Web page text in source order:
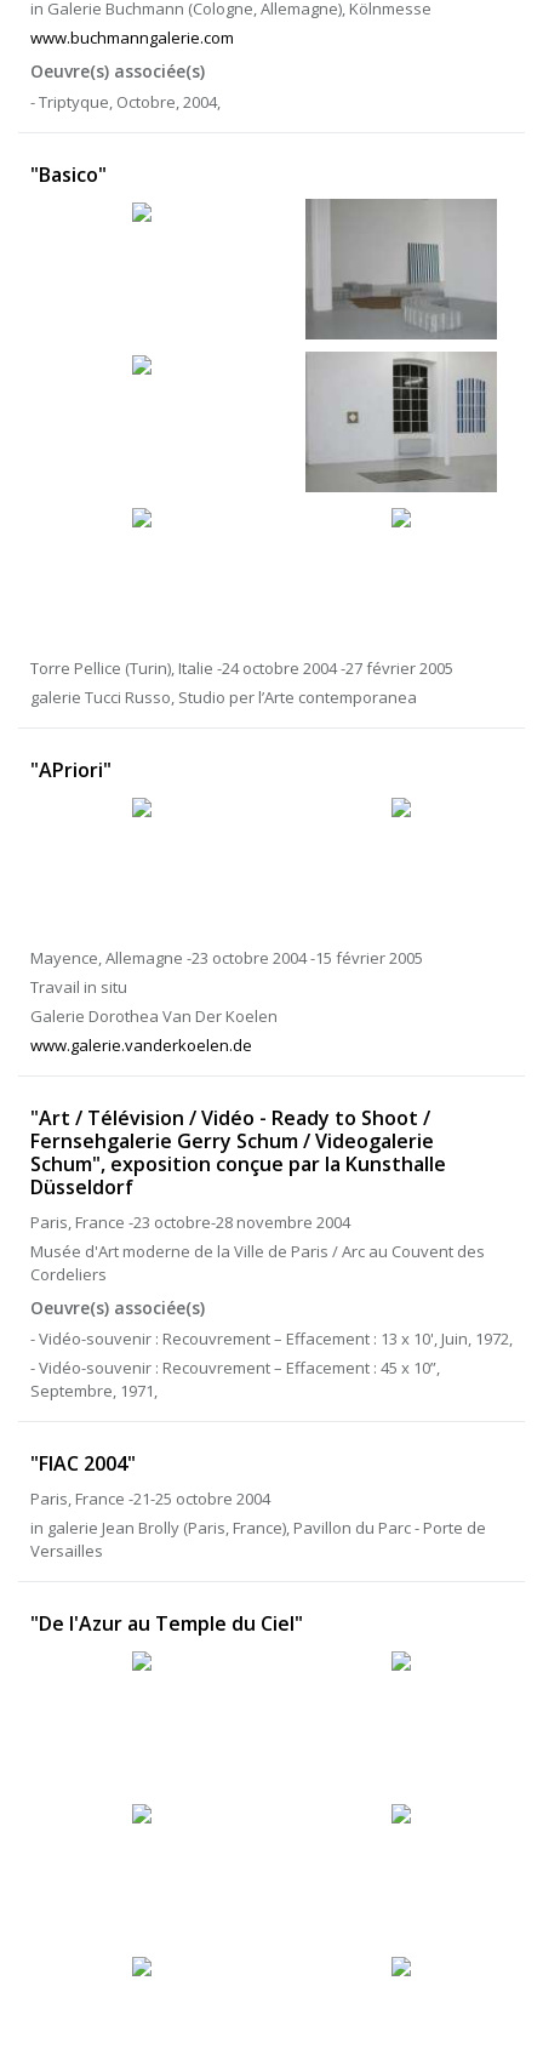
in Galerie Buchmann (Cologne, Allemagne), Kölnmesse
www.buchmanngalerie.com
Oeuvre(s) associée(s)
- Triptyque, Octobre, 2004,
"Basico"
Torre Pellice (Turin), Italie -24 octobre 2004 -27 février 2005
galerie Tucci Russo, Studio per l’Arte contemporanea
"APriori"
Mayence, Allemagne -23 octobre 2004 -15 février 2005
Travail in situ
Galerie Dorothea Van Der Koelen
www.galerie.vanderkoelen.de
"Art / Télévision / Vidéo - Ready to Shoot /
Fernsehgalerie Gerry Schum / Videogalerie
Schum", exposition conçue par la Kunsthalle
Düsseldorf
Paris, France -23 octobre-28 novembre 2004
Musée d'Art moderne de la Ville de Paris / Arc au Couvent des
Cordeliers
Oeuvre(s) associée(s)
- Vidéo-souvenir : Recouvrement – Effacement : 13 x 10', Juin, 1972,
- Vidéo-souvenir : Recouvrement – Effacement : 45 x 10”,
Septembre, 1971,
"FIAC 2004"
Paris, France -21-25 octobre 2004
in galerie Jean Brolly (Paris, France), Pavillon du Parc - Porte de
Versailles
"De l'Azur au Temple du Ciel"